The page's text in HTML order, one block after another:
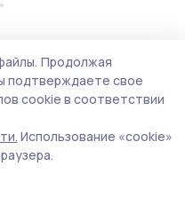
Продолжая
подтверждаете свое
cookie в соответствии
Использование «cookie»